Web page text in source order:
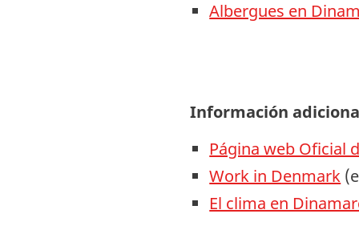
Albergues en
Información
Página web Oficial
Work in Denmark
El clima en